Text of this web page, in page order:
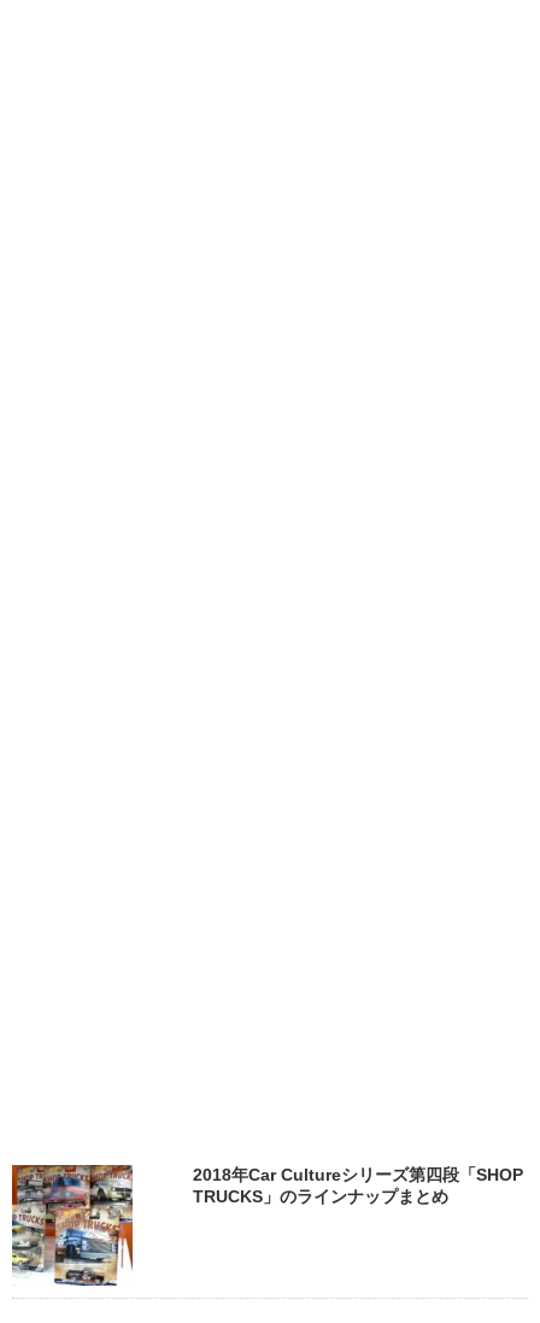
2018年Car Cultureシリーズ第四段「SHOP
TRUCKS」のラインナップまとめ